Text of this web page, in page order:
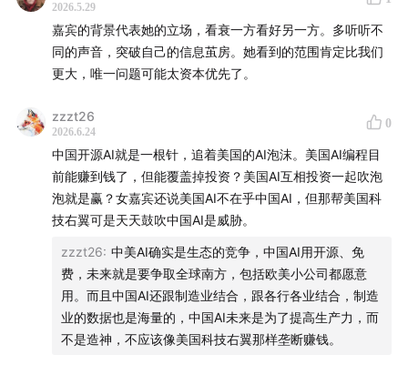
2026.5.29
嘉宾的背景代表她的立场，看衰一方看好另一方。多听听不
同的声音，突破自己的信息茧房。她看到的范围肯定比我们
更大，唯一问题可能太资本优先了。
zzzt26
2026.6.24
0
中国开源AI就是一根针，追着美国的AI泡沫。美国AI编程目
前能赚到钱了，但能覆盖掉投资？美国AI互相投资一起吹泡
泡就是赢？女嘉宾还说美国AI不在乎中国AI，但那帮美国科
技右翼可是天天鼓吹中国AI是威胁。
zzzt26: 中美AI确实是生态的竞争，中国AI用开源、免
费，未来就是要争取全球南方，包括欧美小公司都愿意
用。而且中国AI还跟制造业结合，跟各行各业结合，制造
业的数据也是海量的，中国AI未来是为了提高生产力，而
不是造神，不应该像美国科技右翼那样垄断赚钱。